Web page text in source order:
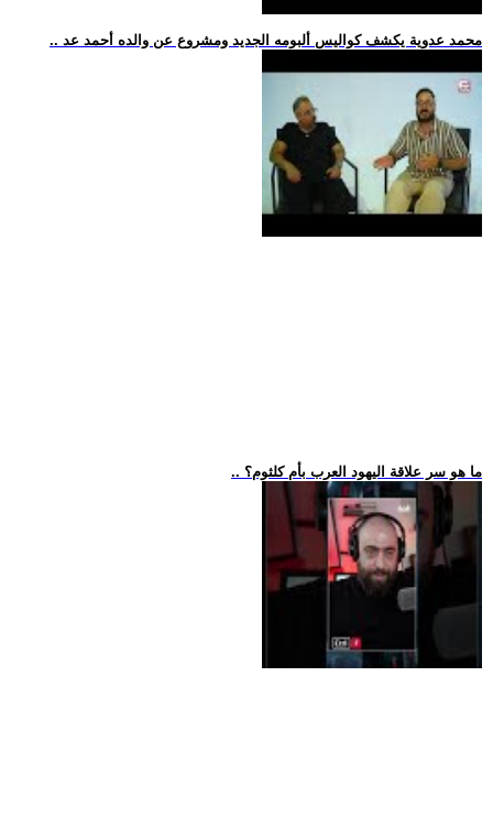
.. محمد عدوية يكشف كواليس ألبومه الجديد ومشروع عن والده أحمد عد
.. ما هو سر علاقة اليهود العرب بأم كلثوم؟